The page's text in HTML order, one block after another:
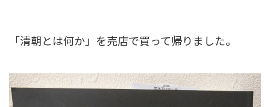
「清朝とは何か」を売店で買って帰りました。